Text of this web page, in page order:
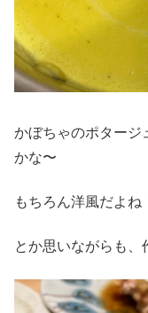
かぼちゃのポタージ
かな〜
もちろん洋風だよね
とか思いながらも、